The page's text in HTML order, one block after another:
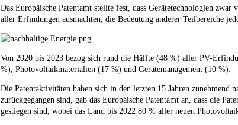
Das Europäische Patentamt stellte fest, dass Gerätetechnologien
aller Erfindungen ausmachten, die Bedeutung anderer Teilbereiche
Von 2020 bis 2023 bezog sich rund die Hälfte (48 %) aller PV-
%), Photovoltaikmaterialien (17 %) und Gerätemanagement (10 %).
Die Patentaktivitäten haben sich in den letzten 15 Jahren zunehmend
zurückgegangen sind, gab das Europäische Patentamt an, dass die
gestiegen sind, wobei das Land bis 2022 80 % aller neuen